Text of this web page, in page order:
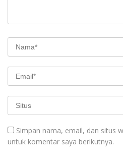
Simpan nama, email, dan situs
untuk komentar saya berikutnya.